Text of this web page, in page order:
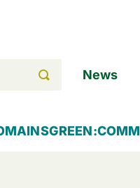
News
GREEN:COMM